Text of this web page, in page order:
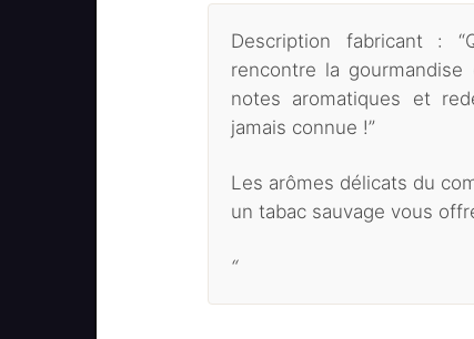
Description fabricant :
rencontre la
notes aromatiques et
jamais connue !”
Les arômes délicats du
un tabac sauvage vous
“